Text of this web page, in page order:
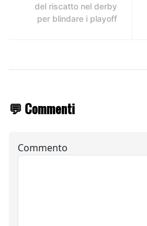
del riscatto nel derby
per blindare i playoff
💬 Commenti